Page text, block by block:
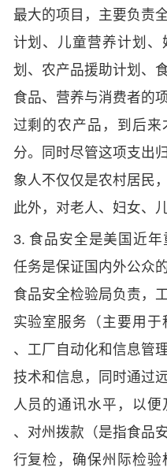
最大的项目，主要负责
计划、儿童营养计划
划、农产品援助计划、
食品、营养与消费者的
过剩的农产品，到后
分。同时尽管这项支出
象人不仅仅是农村居民
此外，对老人、妇女、
3. 食品安全是美国近
任务是保证国内外公众
食品安全检验局负责，
实验室服务（主要用于
、工厂自动化和信息管
技术和信息，同时通过
人员的通讯水平，以便
、对州拨款（是指食品
行复检，确保州际检验